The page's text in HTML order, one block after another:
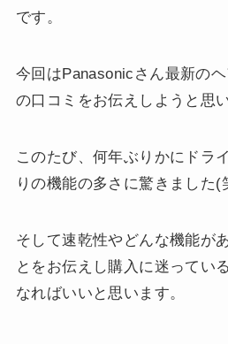
です。
今回はPanasonicさん最新の
の口コミをお伝えしようと思い
このたび、何年ぶりかにドラ
りの機能の多さに驚きました(
そして速乾性やどんな機能が
とをお伝えし購入に迷ってい
なればいいと思います。